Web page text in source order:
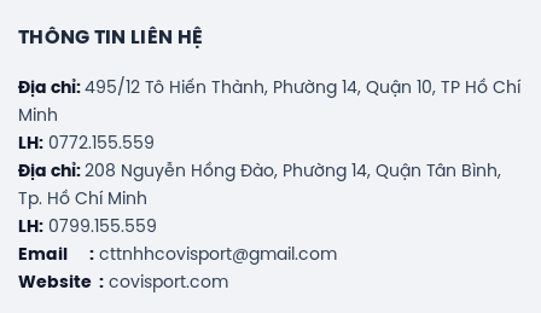
THÔNG TIN LIÊN HỆ
Địa chỉ: 495/12 Tô Hiến Thành, Phường 14, Quận 10, TP Hồ Chí
Minh
LH: 0772.155.559
Địa chỉ: 208 Nguyễn Hồng Đào, Phường 14, Quận Tân Bình,
Tp. Hồ Chí Minh
LH: 0799.155.559
Email : cttnhhcovisport@gmail.com
Website : covisport.com